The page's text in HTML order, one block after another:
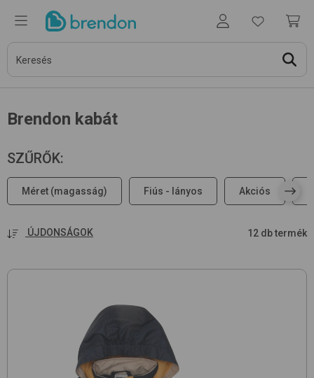
Brendon kabát
SZŰRŐK:
Méret (magasság) Fiús - lányos Akciós
ÚJDONSÁGOK 12 db termék